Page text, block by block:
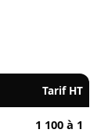
Tarif HT
1 100 à 1